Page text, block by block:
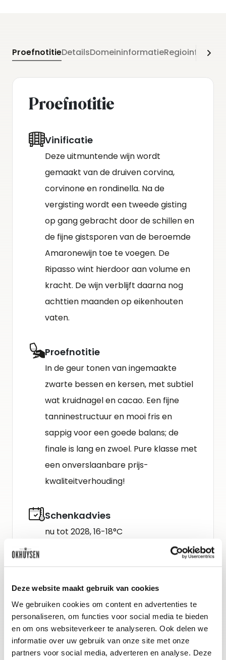
Deze website maakt gebruik van cookies
We gebruiken cookies om content en advertenties te
personaliseren, om functies voor social media te bieden
en om ons websiteverkeer te analyseren. Ook delen we
informatie over uw gebruik van onze site met onze
partners voor social media, adverteren en analyse. Deze
ProefnotitieDetailsDomeininformatie
Proefnotitie
Vinificatie
Deze uitmuntende wijn wordt
gemaakt van de druiven corvina,
corvinone en rondinella. Na de
vergisting wordt een tweede gisting
op gang gebracht door de schillen en
de fijne gistsporen van de beroemde
Amaronewijn toe te voegen. De
Ripasso wint hierdoor aan volume en
kracht. De wijn verblijft daarna nog
achttien maanden op eikenhouten
vaten.
Proefnotitie
In de geur tonen van ingemaakte
zwarte bessen en kersen, met subtiel
wat kruidnagel en cacao. Een fijne
tanninestructuur en mooi fris en
sappig voor een goede balans; de
finale is lang en zwoel. Pure klasse met
een onverslaanbare prijs-
kwaliteitver­houding!
Schenkadvies
nu tot 2028, 16-18°C
hazenpeper met een jus van pure
chocolade (minimaal 80% cacao).
Ook lekker bij klassiekers als gevulde